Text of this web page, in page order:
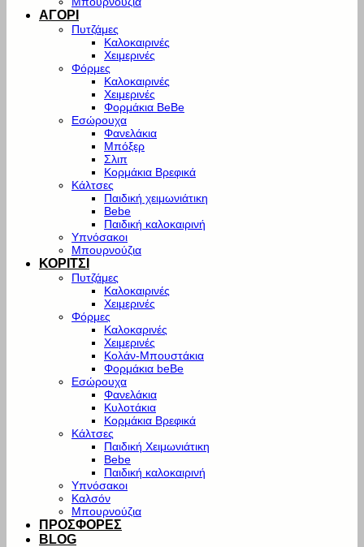
ΑΓΟΡΙ
Πυτζάμες
Καλοκαιρινές
Χειμερινές
Φόρμες
Καλοκαιρινές
Χειμερινές
Φορμάκια BeBe
Εσώρουχα
Φανελάκια
Μπόξερ
Σλιπ
Κορμάκια Βρεφικά
Κάλτσες
Παιδική χειμωνιάτικη
Bebe
Παιδική καλοκαιρινή
Υπνόσακοι
Μπουρνούζια
ΚΟΡΙΤΣΙ
Πυτζάμες
Καλοκαιρινές
Χειμερινές
Φόρμες
Καλοκαρινές
Χειμερινές
Κολάν-Μπουστάκια
Φορμάκια beBe
Εσώρουχα
Φανελάκια
Κυλοτάκια
Κορμάκια Βρεφικά
Κάλτσες
Παιδική Χειμωνιάτικη
Bebe
Παιδική καλοκαιρινή
Υπνόσακοι
Καλσόν
Μπουρνούζια
ΠΡΟΣΦΟΡΕΣ
BLOG